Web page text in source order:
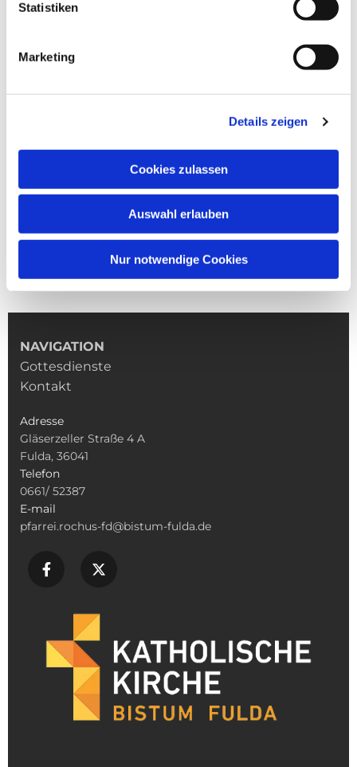
Statistiken
Marketing
Details zeigen
Cookies zulassen
Auswahl erlauben
Nur notwendige Cookies
NAVIGATION
Gottesdienste
Kontakt
Adresse
Gläserzeller Straße 4 A
Fulda, 36041
Telefon
0661/ 52387
E-mail
pfarrei.rochus-fd@bistum-fulda.de